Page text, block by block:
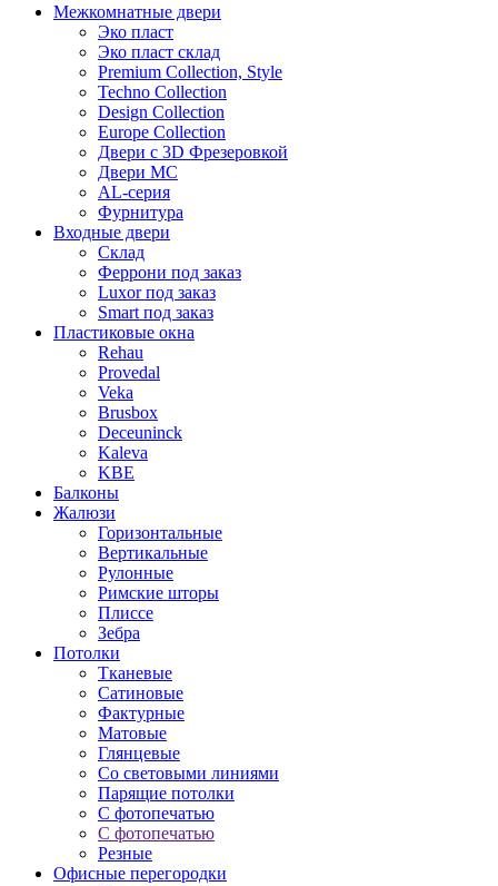
Межкомнатные двери
Эко пласт
Эко пласт склад
Premium Collection, Style
Techno Collection
Design Collection
Europe Collection
Двери с 3D Фрезеровкой
Двери МС
AL-серия
Фурнитура
Входные двери
Склад
Феррони под заказ
Luxor под заказ
Smart под заказ
Пластиковые окна
Rehau
Provedal
Veka
Brusbox
Deceuninck
Kaleva
KBE
Балконы
Жалюзи
Горизонтальные
Вертикальные
Рулонные
Римские шторы
Плиссе
Зебра
Потолки
Тканевые
Сатиновые
Фактурные
Матовые
Глянцевые
Со световыми линиями
Парящие потолки
С фотопечатью
С фотопечатью
Резные
Офисные перегородки